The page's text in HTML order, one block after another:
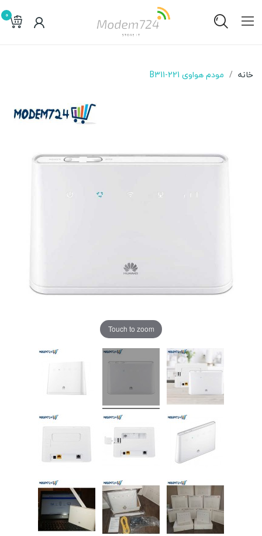
0
خانه مودم هواوی B311-221
Touch to zoom